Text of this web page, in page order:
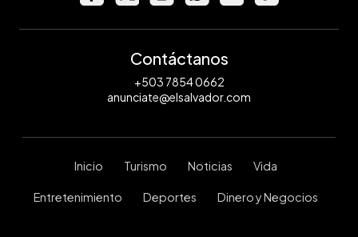
Contáctanos
+503 7854 0662
anunciate@elsalvador.com
Inicio Turismo Noticias Vida
Entretenimiento Deportes Dinero y Negocios